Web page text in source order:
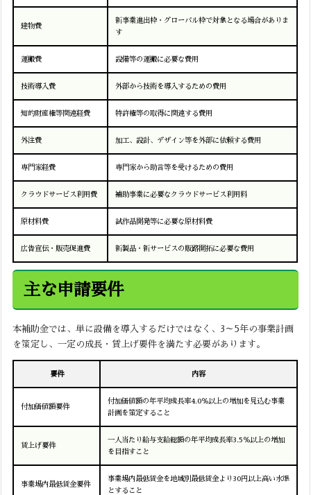
建物費
新事業進出枠・グローバル枠で対象となる場合がありま
す
運搬費 設備等の運搬に必要な費用
技術導入費 外部から技術を導入するための費用
知的財産権等関連経費 特許権等の取得に関連する費用
外注費 加工、設計、デザイン等を外部に依頼する費用
専門家経費 専門家から助言等を受けるための費用
クラウドサービス利用費 補助事業に必要なクラウドサービス利用料
原材料費 試作品開発等に必要な原材料費
広告宣伝・販売促進費 新製品・新サービスの販路開拓に必要な費用
主な申請要件
本補助金では、単に設備を導入するだけではなく、3～5年の事業計画
を策定し、一定の成長・賃上げ要件を満たす必要があります。
要件 内容
付加価値額要件
付加価値額の年平均成長率4.0％以上の増加を見込む事業
計画を策定すること
賃上げ要件
一人当たり給与支給総額の年平均成長率3.5％以上の増加
を目指すこと
事業場内最低賃金要件
事業場内最低賃金を地域別最低賃金より30円以上高い水準
とすること